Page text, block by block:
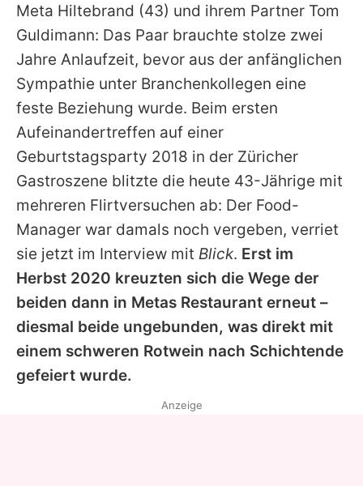
Utiq verwalten
Meta Hiltebrand (43) und ihrem Partner Tom
Guldimann: Das Paar brauchte stolze zwei
Jahre Anlaufzeit, bevor aus der anfänglichen
Sympathie unter Branchenkollegen eine
feste Beziehung wurde. Beim ersten
Aufeinandertreffen auf einer
Geburtstagsparty 2018 in der Züricher
Gastroszene blitzte die heute 43-Jährige mit
mehreren Flirtversuchen ab: Der Food-
Manager war damals noch vergeben, verriet
sie jetzt im Interview mit Blick. Erst im
Herbst 2020 kreuzten sich die Wege der
beiden dann in Metas Restaurant erneut –
diesmal beide ungebunden, was direkt mit
einem schweren Rotwein nach Schichtende
gefeiert wurde.
Anzeige